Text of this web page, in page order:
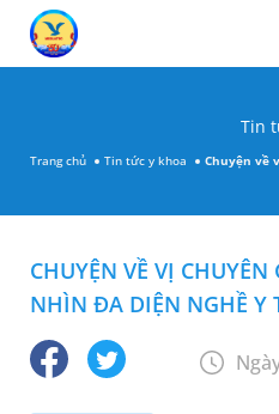
Tin
Trang chủ Tin tức y khoa Chuyện về vị
CHUYỆN VỀ VỊ
NHÌN ĐA DIỆN NGHỀ Y